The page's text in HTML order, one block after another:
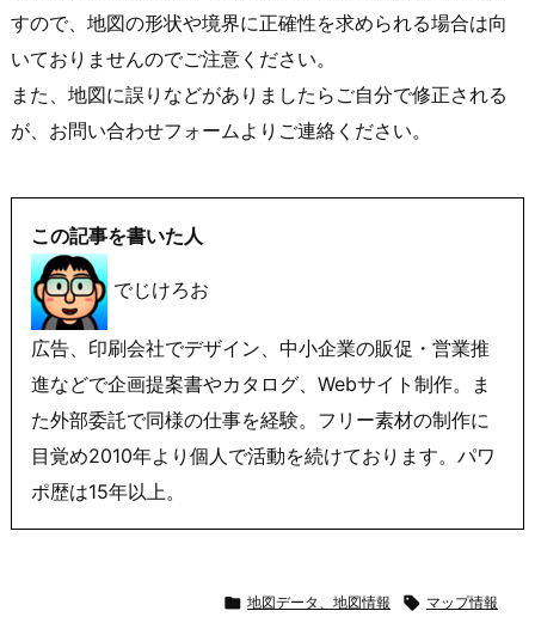
すので、地図の形状や境界に正確性を求められる場合は向
いておりませんのでご注意ください。
また、地図に誤りなどがありましたらご自分で修正される
が、お問い合わせフォームよりご連絡ください。
この記事を書いた人
でじけろお
広告、印刷会社でデザイン、中小企業の販促・営業推
進などで企画提案書やカタログ、Webサイト制作。ま
た外部委託で同様の仕事を経験。フリー素材の制作に
目覚め2010年より個人で活動を続けております。パワ
ポ歴は15年以上。
 地図データ、地図情報  マップ情報